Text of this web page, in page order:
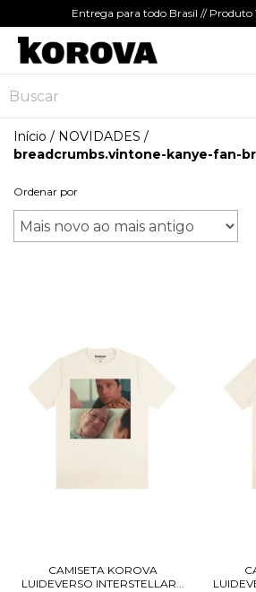
Entrega para todo Brasil // Produto
Início / NOVIDADES /
breadcrumbs.vintone-kanye-fan-
Ordenar por
CAMISETA KOROVA
LUIDEVERSO INTERSTELLAR...